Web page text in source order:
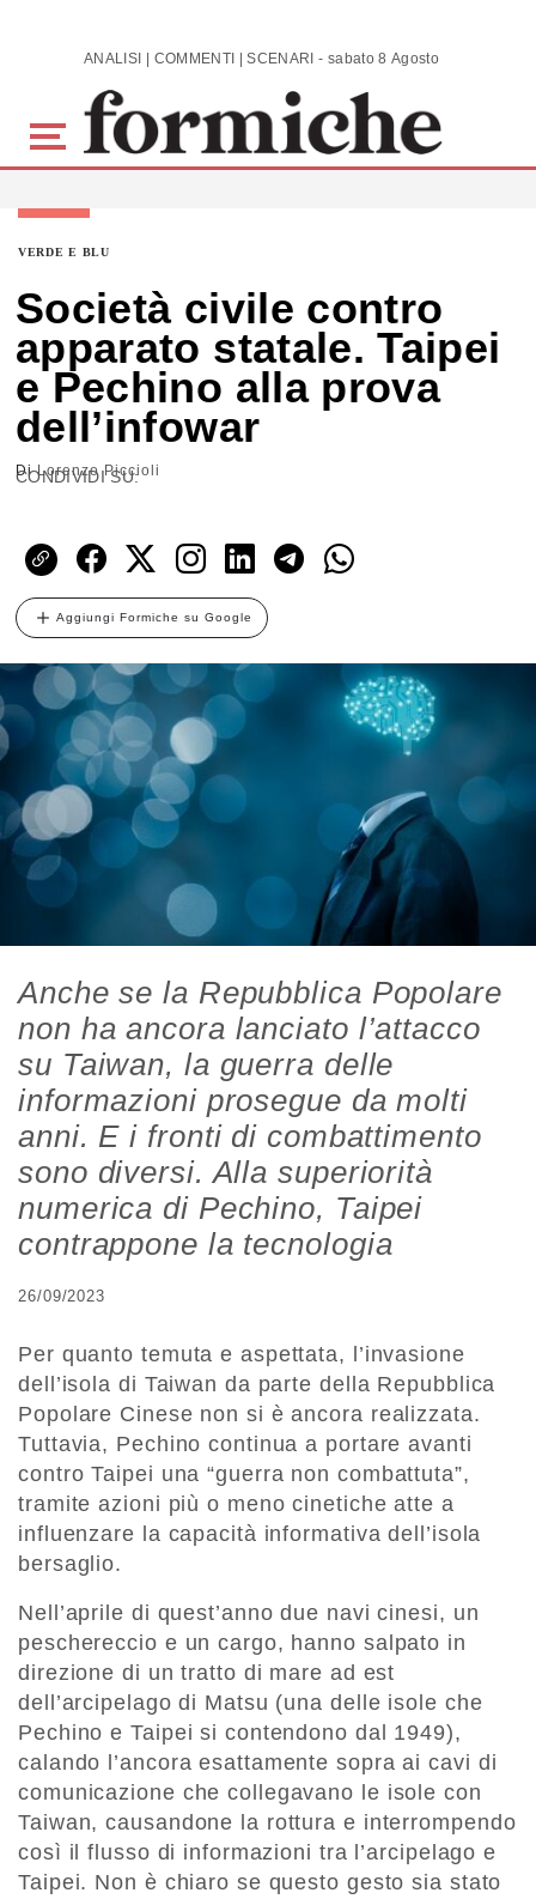
Skip to main content ANALISI | COMMENTI | SCENARI - sabato 8 Agosto 2026
VERDE E BLU
Società civile contro
apparato statale. Taipei
e Pechino alla prova
dell’infowar
DiLorenzo Piccioli
CONDIVIDI SU:
Aggiungi Formiche su Google
Anche se la Repubblica Popolare
non ha ancora lanciato l’attacco
su Taiwan, la guerra delle
informazioni prosegue da molti
anni. E i fronti di combattimento
sono diversi. Alla superiorità
numerica di Pechino, Taipei
contrappone la tecnologia
26/09/2023
Per quanto temuta e aspettata, l’invasione
dell’isola di Taiwan da parte della Repubblica
Popolare Cinese non si è ancora realizzata.
Tuttavia, Pechino continua a portare avanti
contro Taipei una “guerra non combattuta”,
tramite azioni più o meno cinetiche atte a
influenzare la capacità informativa dell’isola
bersaglio.
Nell’aprile di quest’anno due navi cinesi, un
peschereccio e un cargo, hanno salpato in
direzione di un tratto di mare ad est
dell’arcipelago di Matsu (una delle isole che
Pechino e Taipei si contendono dal 1949),
calando l’ancora esattamente sopra ai cavi di
comunicazione che collegavano le isole con
Taiwan, causandone la rottura e interrompendo
così il flusso di informazioni tra l’arcipelago e
Taipei. Non è chiaro se questo gesto sia stato